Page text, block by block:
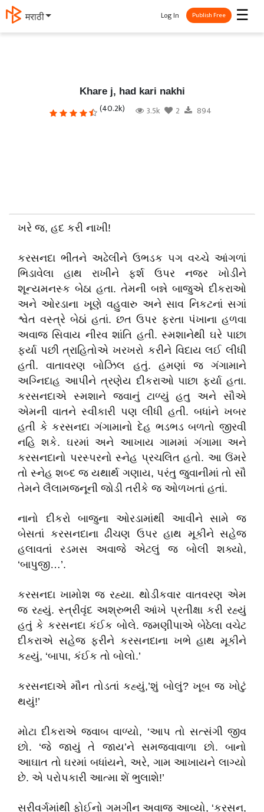
தமிழ் ☰
Log In Publish Free
Khare j, had kari nakhi
(40.2k) 3.5k 2 894
ખરે જ, હદ કરી નાખી!
કરસનદા ભીંતને અઢેલીને ઉભડક પગ વચ્ચે આંગળાં
ભિડાવેલા હાથ રાખીને ફર્શ ઉપર નજર ખોડીને
શૂન્યમનસ્ક બેઠા હતા. તેમની બન્ને બાજુએ દીકરાઓ
અને ઓરડાના ખૂણે વહુવારુ અને સાવ નિકટનાં સગાં
શ્વેત વસ્ત્રે બેઠાં હતાં. છત ઉપર ફરતા પંખાના હળવા
અવાજ સિવાય નીરવ શાંતિ હતી. સ્મશાનેથી ઘરે પાછા
ફર્યા પછી ત્રાહિતોએ ખરખરો કરીને વિદાય લઈ લીધી
હતી. વાતાવરણ બોઝિલ હતું. હમણાં જ ગંગામાને
અગ્નિદાહ આપીને ત્રણેય દીકરાઓ પાછા ફર્યા હતા.
કરસનદાએ સ્મશાને જવાનું ટાળ્યું હતુ અને સૌએ
એમની વાતને સ્વીકારી પણ લીધી હતી. બધાંને ખબર
હતી કે કરસનદા ગંગામાનો દેહ ભડભડ બળતો જીરવી
નહિ શકે. ઘરમાં અને આખાય ગામમાં ગંગામા અને
કરસનદાનો પરસ્પરનો સ્નેહ પ્રચલિત હતો. આ ઉંમરે
તો સ્નેહ શબ્દ જ યથાર્થ ગણાય, પરંતુ જુવાનીમાં તો સૌ
તેમને લૈલામજનૂની જોડી તરીકે જ ઓળખતાં હતાં.
નાનો દીકરો બાજુના ઓરડામાંથી આવીને સામે જ
બેસતાં કરસનદાના ઢીંચણ ઉપર હાથ મૂકીને સહેજ
હલાવતાં રડમસ અવાજે એટલું જ બોલી શક્યો,
‘બાપુજી…’.
કરસનદા ખામોશ જ રહ્યા. થોડીકવાર વાતવરણ એમ
જ રહ્યું. સ્ત્રીવૃંદ અશ્રુભરી આંખે પ્રતીક્ષા કરી રહ્યું
હતું કે કરસનદા કંઈક બોલે. જમણીપાએ બેઠેલા વચેટ
દીકરાએ સહેજ ફરીને કરસનદાના ખભે હાથ મૂકીને
કહ્યું, ‘બાપા, કંઈક તો બોલો.’
કરસનદાએ મૌન તોડતાં કહ્યું,’શું બોલું?ખૂબ જ ખોટું
થયું!’
મોટા દીકરાએ જવાબ વાળ્યો, ‘આપ તો સત્સંગી જીવ
છો. ‘જે જાયું તે જાય’ને સમજવાવાળા છો. બાનો
આઘાત તો ઘરમાં બધાંયને, અરે, ગામ આખાયને લાગ્યો
છે. એ પરોપકારી આત્મા શેં ભુલાશે!’
સ્રીવર્ગમાંથી ફોઈનો ગમગીન અવાજ આવ્યો, ‘કરસન,